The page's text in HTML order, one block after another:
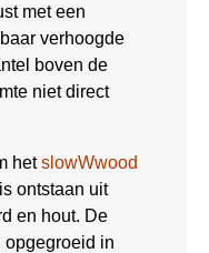
met een
verhoogde
boven de
niet direct
hetslowWwood
ontstaan uit
en hout. De
opgegroeid in